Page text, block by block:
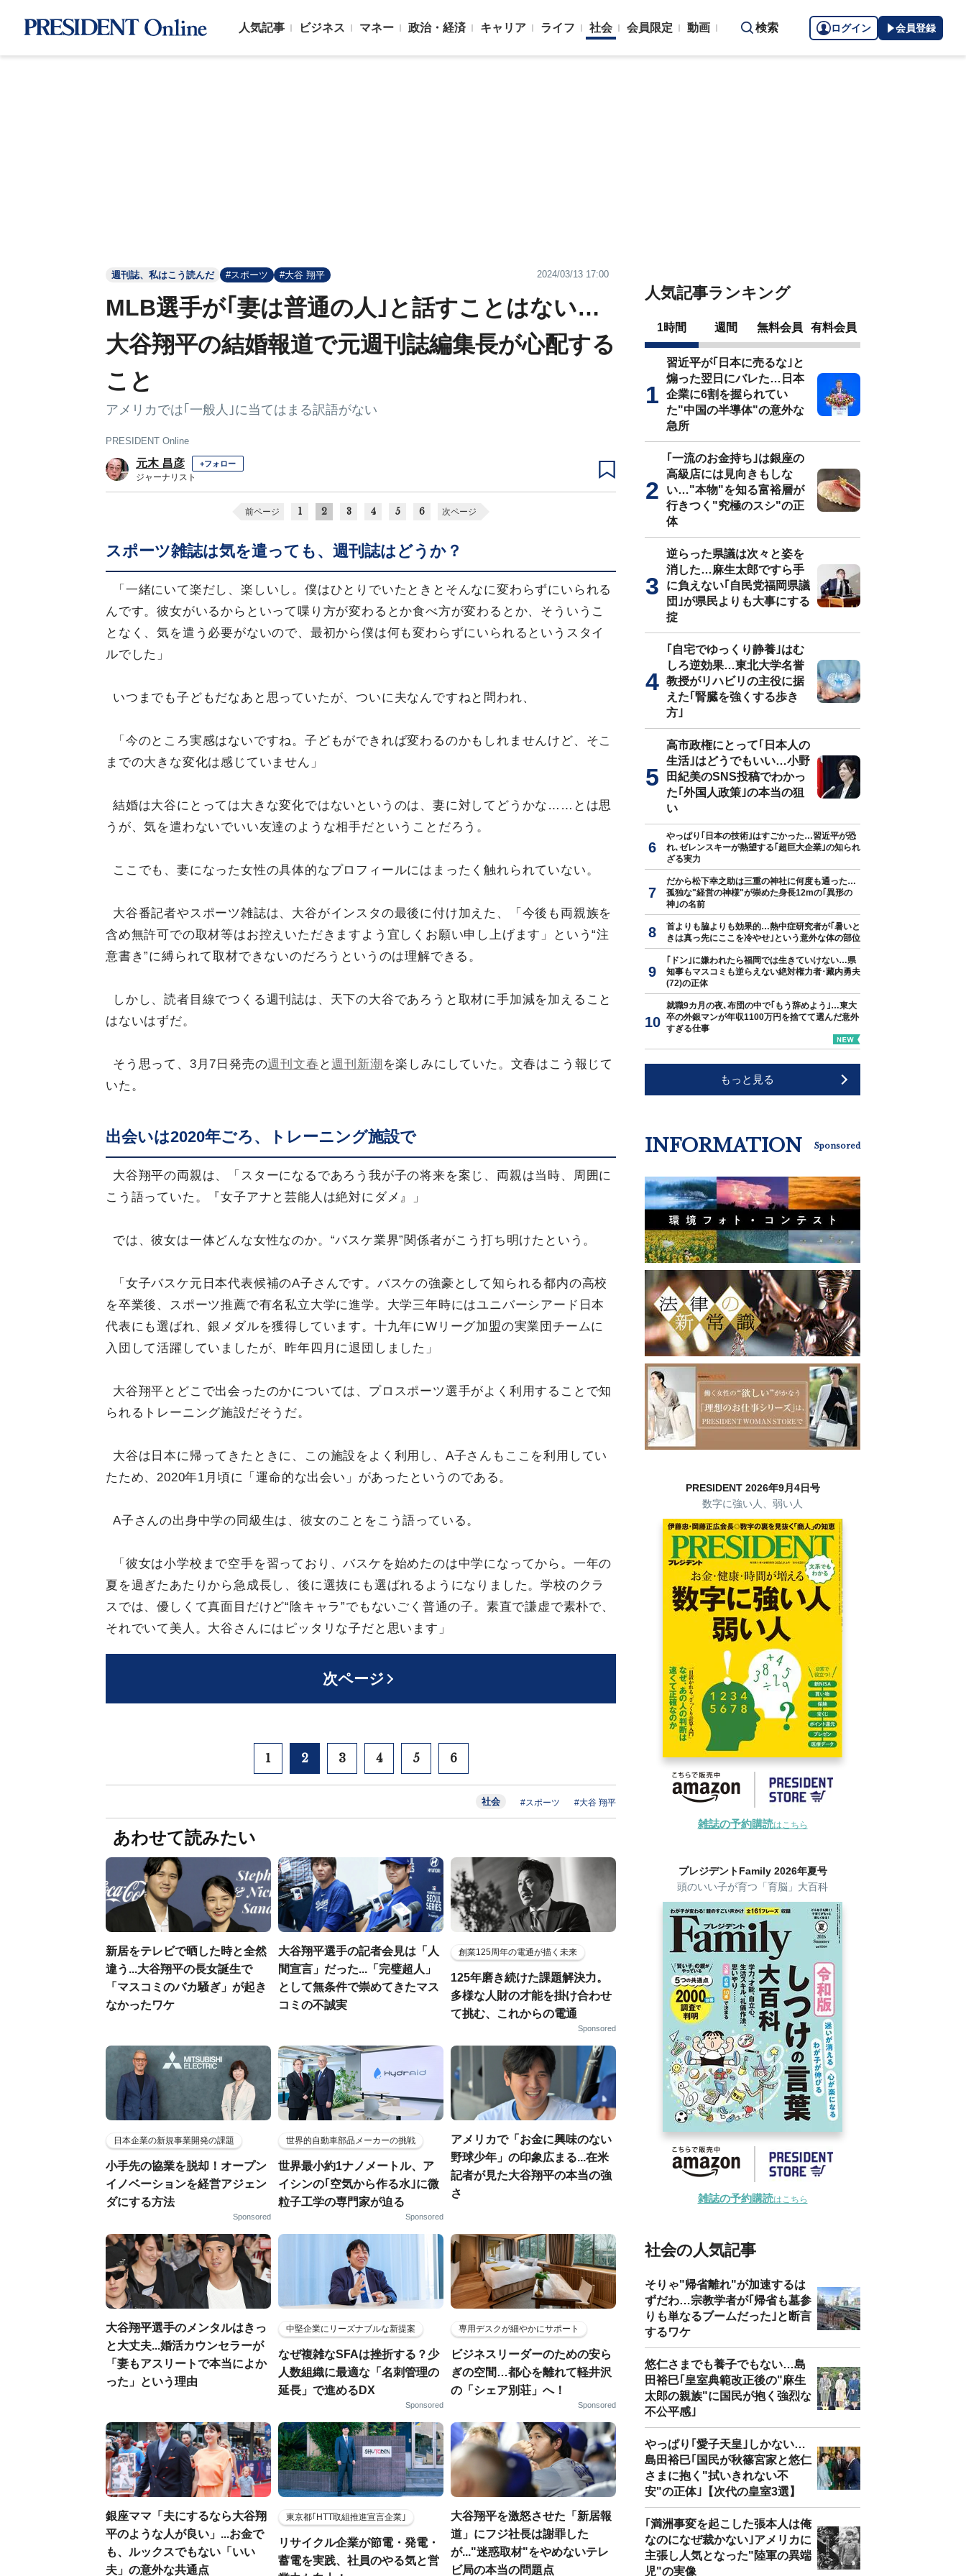
人気記事 ビジネス マネー 政治・経済 キャリア ライフ 社会 会員限定 動画 検索 ログイン 会員登録
週刊誌、私はこう読んだ #スポーツ #大谷 翔平 2024/03/13 17:00
MLB選手が｢妻は普通の人｣と話すことはない…
大谷翔平の結婚報道で元週刊誌編集長が心配する
こと
アメリカでは｢一般人｣に当てはまる訳語がない
PRESIDENT Online
元木 昌彦 +フォロー
ジャーナリスト
前ページ 1 2 3 4 5 6 次ページ
スポーツ雑誌は気を遣っても、週刊誌はどうか？
「一緒にいて楽だし、楽しいし。僕はひとりでいたときとそんなに変わらずにいられる
んです。彼女がいるからといって喋り方が変わるとか食べ方が変わるとか、そういうこ
となく、気を遣う必要がないので、最初から僕は何も変わらずにいられるというスタイ
ルでした」
いつまでも子どもだなあと思っていたが、ついに夫なんですねと問われ、
「今のところ実感はないですね。子どもができれば変わるのかもしれませんけど、そこ
までの大きな変化は感じていません」
結婚は大谷にとっては大きな変化ではないというのは、妻に対してどうかな……とは思
うが、気を遣わないでいい友達のような相手だということだろう。
ここでも、妻になった女性の具体的なプロフィールにはまったく触れられていない。
大谷番記者やスポーツ雑誌は、大谷がインスタの最後に付け加えた、「今後も両親族を
含め無許可での取材等はお控えいただきますよう宜しくお願い申し上げます」という“注
意書き”に縛られて取材できないのだろうというのは理解できる。
しかし、読者目線でつくる週刊誌は、天下の大谷であろうと取材に手加減を加えること
はないはずだ。
そう思って、3月7日発売の週刊文春 と週刊新潮 を楽しみにしていた。文春はこう報じて
いた。
出会いは2020年ごろ、トレーニング施設で
大谷翔平の両親は、「スターになるであろう我が子の将来を案じ、両親は当時、周囲に
こう語っていた。『女子アナと芸能人は絶対にダメ』」
では、彼女は一体どんな女性なのか。“バスケ業界”関係者がこう打ち明けたという。
「女子バスケ元日本代表候補のA子さんです。バスケの強豪として知られる都内の高校
を卒業後、スポーツ推薦で有名私立大学に進学。大学三年時にはユニバーシアード日本
代表にも選ばれ、銀メダルを獲得しています。十九年にWリーグ加盟の実業団チームに
入団して活躍していましたが、昨年四月に退団しました」
大谷翔平とどこで出会ったのかについては、プロスポーツ選手がよく利用することで知
られるトレーニング施設だそうだ。
大谷は日本に帰ってきたときに、この施設をよく利用し、A子さんもここを利用してい
たため、2020年1月頃に「運命的な出会い」があったというのである。
A子さんの出身中学の同級生は、彼女のことをこう語っている。
「彼女は小学校まで空手を習っており、バスケを始めたのは中学になってから。一年の
夏を過ぎたあたりから急成長し、後に選抜にも選ばれるようになりました。学校のクラ
スでは、優しくて真面目だけど“陰キャラ”でもないごく普通の子。素直で謙虚で素朴で、
それでいて美人。大谷さんにはピッタリな子だと思います」
次ページ
1 2 3 4 5 6
社会 #スポーツ #大谷 翔平
あわせて読みたい
新居をテレビで晒した時と全然
違う...大谷翔平の長女誕生で
「マスコミのバカ騒ぎ」が起き
なかったワケ
大谷翔平選手の記者会見は「人
間宣言」だった...「完璧超人」
として無条件で崇めてきたマス
コミの不誠実
創業125周年の電通が描く未来
125年磨き続けた課題解決力。
多様な人財の才能を掛け合わせ
て挑む、これからの電通
Sponsored
日本企業の新規事業開発の課題
小手先の協業を脱却！オープン
イノベーションを経営アジェン
ダにする方法
Sponsored
世界的自動車部品メーカーの挑戦
世界最小約1ナノメートル、ア
イシンの｢空気から作る水｣に微
粒子工学の専門家が迫る
Sponsored
アメリカで「お金に興味のない
野球少年」の印象広まる...在米
記者が見た大谷翔平の本当の強
さ
大谷翔平選手のメンタルはきっ
と大丈夫...婚活カウンセラーが
「妻もアスリートで本当によか
った」という理由
中堅企業にリーズナブルな新提案
なぜ複雑なSFAは挫折する？少
人数組織に最適な「名刺管理の
延長」で進めるDX
Sponsored
専用デスクが細やかにサポート
ビジネスリーダーのための安ら
ぎの空間…都心を離れて軽井沢
の「シェア別荘」へ！
Sponsored
銀座ママ「夫にするなら大谷翔
平のような人が良い」...お金で
も、ルックスでもない「いい
夫」の意外な共通点
東京都｢HTT取組推進宣言企業｣
リサイクル企業が節電・発電・
蓄電を実践、社員のやる気と営
大谷翔平を激怒させた「新居報
道」にフジ社長は謝罪した
が..."迷惑取材"をやめないテレ
ビ局の本当の問題点
人気記事ランキング
1時間 週間 無料会員 有料会員
習近平が｢日本に売るな｣と
煽った翌日にバレた…日本
企業に6割を握られてい
た"中国の半導体"の意外な
急所
｢一流のお金持ち｣は銀座の
高級店には見向きもしな
い…"本物"を知る富裕層が
行きつく"究極のスシ"の正
体
逆らった県議は次々と姿を
消した…麻生太郎ですら手
に負えない｢自民党福岡県議
団｣が県民よりも大事にする
掟
｢自宅でゆっくり静養｣はむ
しろ逆効果…東北大学名誉
教授がリハビリの主役に据
えた｢腎臓を強くする歩き
方｣
高市政権にとって｢日本人の
生活｣はどうでもいい…小野
田紀美のSNS投稿でわかっ
た｢外国人政策｣の本当の狙
い
やっぱり｢日本の技術｣はすごかった…習近平が恐
れ､ゼレンスキーが熱望する｢超巨大企業｣の知られ
ざる実力
だから松下幸之助は三重の神社に何度も通った…
孤独な"経営の神様"が崇めた身長12mの｢異形の
神｣の名前
首よりも脇よりも効果的…熱中症研究者が｢暑いと
きは真っ先にここを冷やせ｣という意外な体の部位
｢ドン｣に嫌われたら福岡では生きていけない…県
知事もマスコミも逆らえない絶対権力者･藏内勇夫
(72)の正体
就職9カ月の夜､布団の中で｢もう辞めよう｣…東大
卒の外銀マンが年収1100万円を捨てて選んだ意外
すぎる仕事
もっと見る
INFORMATION Sponsored
PRESIDENT 2026年9月4日号
数字に強い人、弱い人
雑誌の予約購読はこちら
プレジデントFamily 2026年夏号
頭のいい子が育つ「育脳」大百科
雑誌の予約購読はこちら
社会の人気記事
そりゃ"帰省離れ"が加速するは
ずだわ…宗教学者が｢帰省も墓参
りも単なるブームだった｣と断言
するワケ
悠仁さまでも養子でもない…島
田裕巳｢皇室典範改正後の"麻生
太郎の親族"に国民が抱く強烈な
不公平感｣
やっぱり｢愛子天皇｣しかない…
島田裕巳｢国民が秋篠宮家と悠仁
さまに抱く"拭いきれない不
安"の正体｣【次代の皇室3選】
｢満洲事変を起こした張本人は俺
なのになぜ裁かない｣アメリカに
主張し人気となった"陸軍の異端
児"の実像